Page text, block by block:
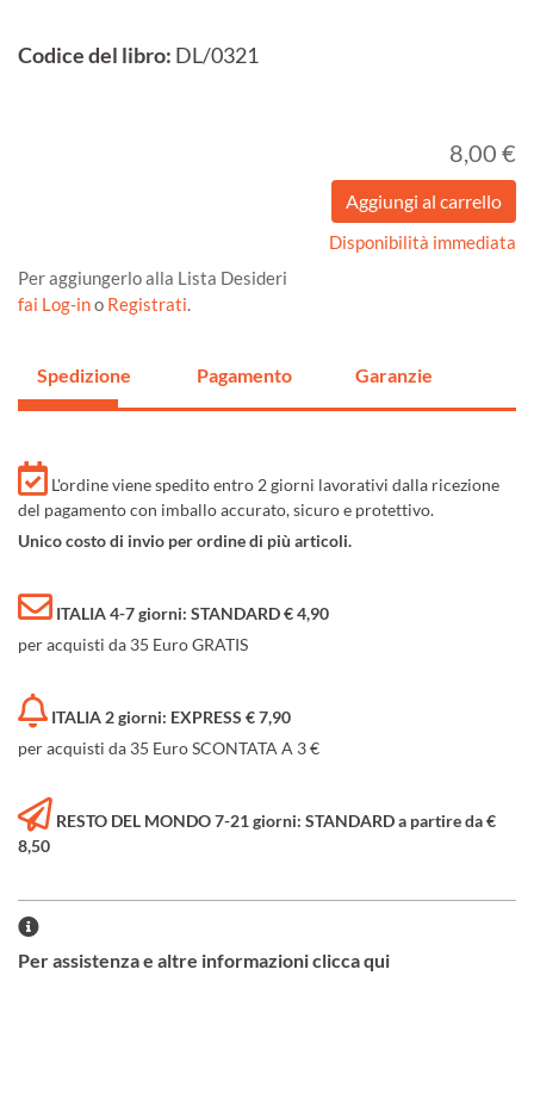
Codice del libro: DL/0321
8,00 €
Disponibilità immediata
Per aggiungerlo alla Lista Desideri
fai Log-ino Registrati.
Spedizione Pagamento Garanzie
L'ordine viene spedito entro 2 giorni lavorativi dalla ricezione
del pagamento con imballo accurato, sicuro e protettivo.
Unico costo di invio per ordine di più articoli.
ITALIA 4-7 giorni: STANDARD € 4,90
per acquisti da 35 Euro GRATIS
ITALIA 2 giorni: EXPRESS € 7,90
per acquisti da 35 Euro SCONTATA A 3 €
RESTO DEL MONDO 7-21 giorni: STANDARD a partire da €
8,50
Per assistenza e altre informazioni clicca qui